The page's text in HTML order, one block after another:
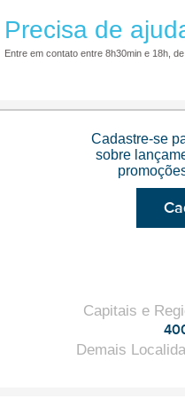
Precisa de
Entre em contato entre 8h30min e 18h,
Cadastre-se
sobre
Capitais e
Demais